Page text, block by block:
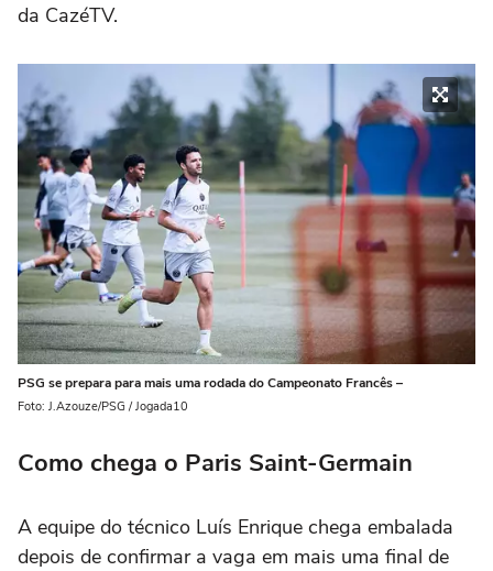
da CazéTV.
PSG se prepara para mais uma rodada do Campeonato Francês –
Foto: J.Azouze/PSG / Jogada10
Como chega o Paris Saint-Germain
A equipe do técnico Luís Enrique chega embalada
depois de confirmar a vaga em mais uma final de